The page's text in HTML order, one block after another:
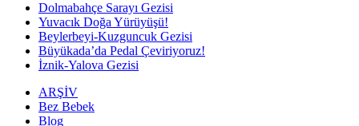
Dolmabahçe Sarayı Gezisi
Yuvacık Doğa Yürüyüşü!
Beylerbeyi-Kuzguncuk Gezisi
Büyükada’da Pedal Çeviriyoruz!
İznik-Yalova Gezisi
ARŞİV
Bez Bebek
Blog